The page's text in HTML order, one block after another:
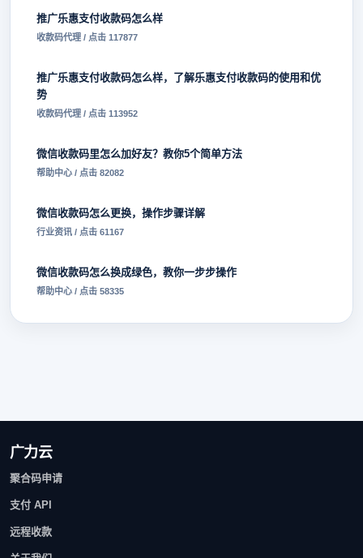
推广乐惠支付收款码怎么样
收款码代理 / 点击 117877
推广乐惠支付收款码怎么样，了解乐惠支付收款码的使用和优
势
收款码代理 / 点击 113952
微信收款码里怎么加好友？教你5个简单方法
帮助中心 / 点击 82082
微信收款码怎么更换，操作步骤详解
行业资讯 / 点击 61167
微信收款码怎么换成绿色，教你一步步操作
帮助中心 / 点击 58335
广力云
聚合码申请
支付 API
远程收款